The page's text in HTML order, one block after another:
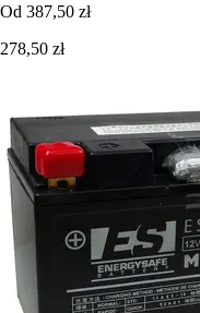
Od 387,50 zł
278,50 zł